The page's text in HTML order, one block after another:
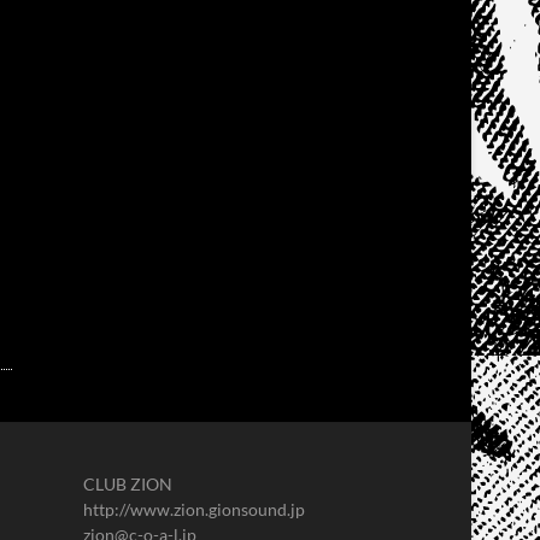
CLUB ZION
http://www.zion.gionsound.jp
zion@c-o-a-l.jp